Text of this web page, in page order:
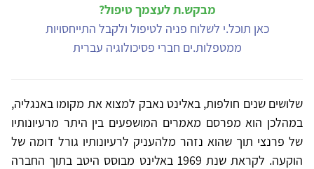
מבקש.ת לעצמך טיפול?
כאן תוכל.י לשלוח פניה לטיפול ולקבל התייחסויות
ממטפלות.ים חברי פסיכולוגיה עברית
שלושים שנים חולפות, באלינט נאבק למצוא את מקומו באנגליה,
במהלכן הוא מפרסם מאמרים המושפעים בין היתר מרעיונותיו
של פרנצי תוך שהוא נזהר מלהעניק לרעיונותיו גורל דומה של
הוקעה. לקראת שנת 1969 באלינט מבוסס היטב בתוך החברה